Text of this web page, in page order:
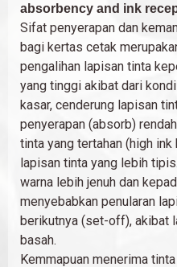
absorbency and ink
Sifat penyerapan dan
bagi kertas cetak
pengalihan lapisan tinta
yang tinggi akibat dari
kasar, cenderung lapisan
penyerapan (absorb)
tinta yang tertahan (high
lapisan tinta yang lebih
warna lebih jenuh dan
menyebabkan penularan
berikutnya (set-off), akibat
basah.
Kemmapuan menerima